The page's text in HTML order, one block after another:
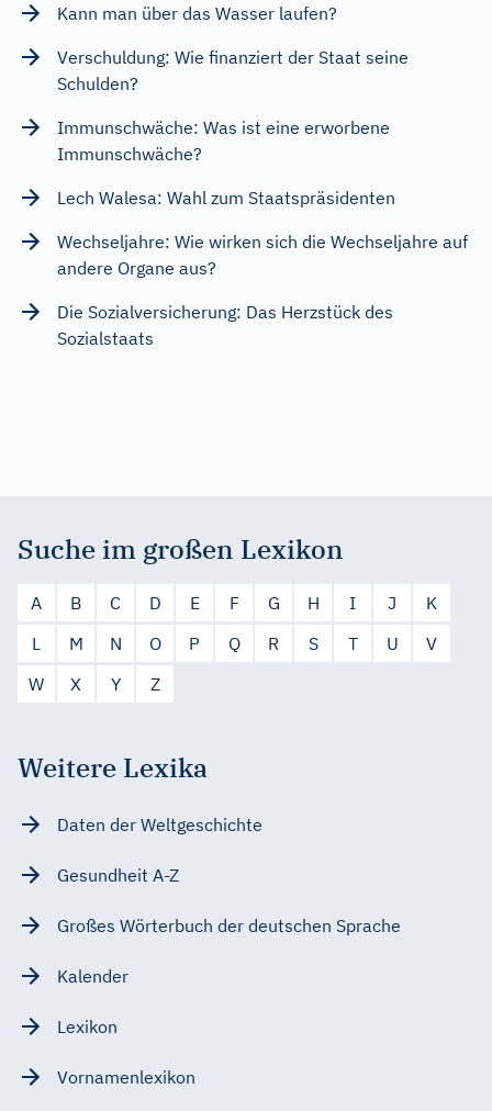
Kann man über das Wasser laufen?
Verschuldung: Wie finanziert der Staat seine
Schulden?
Immunschwäche: Was ist eine erworbene
Immunschwäche?
Lech Walesa: Wahl zum Staatspräsidenten
Wechseljahre: Wie wirken sich die Wechseljahre auf
andere Organe aus?
Die Sozialversicherung: Das Herzstück des
Sozialstaats
Suche im großen Lexikon
A B C D E F G H I J
K
L
M N O P Q R S T U
V
W
X Y Z
Weitere Lexika
Daten der Weltgeschichte
Gesundheit A-Z
Großes Wörterbuch der deutschen Sprache
Kalender
Lexikon
Vornamenlexikon